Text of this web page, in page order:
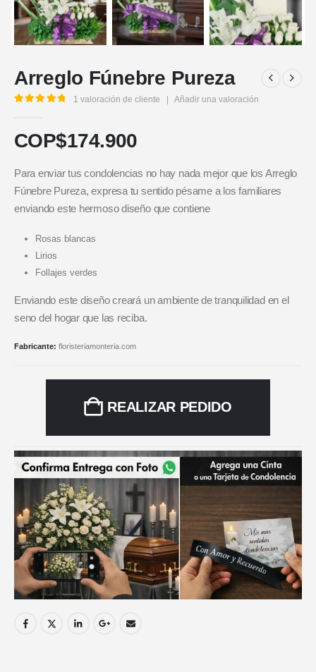
Arreglo Fúnebre Pureza
1 valoración de cliente Añadir una valoración
COP$174.900
Para enviar tus condolencias no hay nada mejor que los Arreglo
Fúnebre Pureza, expresa tu sentido pésame a los familiares
enviando este hermoso diseño que contiene
Rosas blancas
Lirios
Follajes verdes
Enviando este diseño creará un ambiente de tranquilidad en el
seno del hogar que las reciba.
Fabricante: floristeriamonteria.com
REALIZAR PEDIDO